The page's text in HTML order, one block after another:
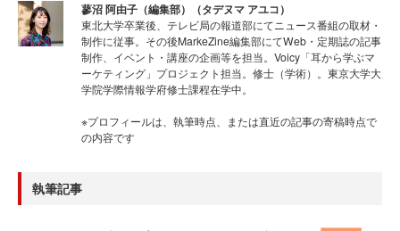
蓼沼 阿由子（編集部）（タデヌマ アユコ）
東北大学卒業後、テレビ局の報道部にてニュース番組の取材・
制作に従事。その後MarkeZine編集部にてWeb・定期誌の記事
制作、イベント・講座の企画等を担当。Voicy「耳から学ぶマ
ーケティング」プロジェクト担当。修士（学術）。東京大学大
学院学際情報学府修士課程在学中。
※プロフィールは、執筆時点、または直近の記事の寄稿時点で
の内容です
執筆記事